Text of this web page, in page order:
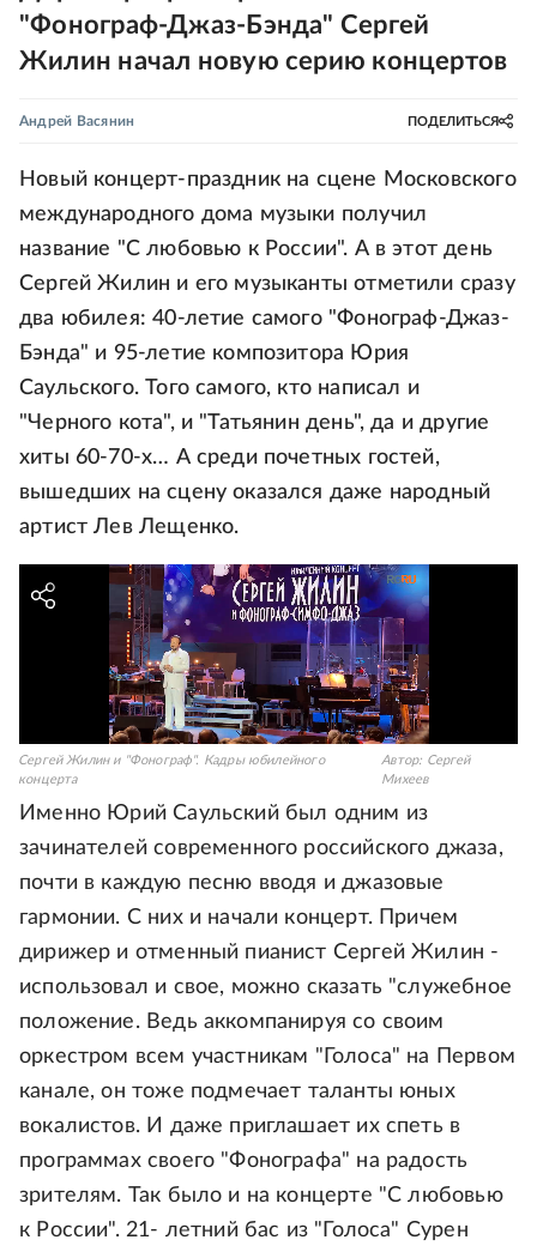
"Фонограф-Джаз-Бэнда" Сергей
Жилин начал новую серию концертов
Андрей Васянин ПОДЕЛИТЬСЯ
Новый концерт-праздник на сцене Московского
международного дома музыки получил
название "С любовью к России". А в этот день
Сергей Жилин и его музыканты отметили сразу
два юбилея: 40-летие самого "Фонограф-Джаз-
Бэнда" и 95-летие композитора Юрия
Саульского. Того самого, кто написал и
"Черного кота", и "Татьянин день", да и другие
хиты 60-70-х… А среди почетных гостей,
вышедших на сцену оказался даже народный
артист Лев Лещенко.
Сергей Жилин и "Фонограф". Кадры юбилейного
концерта
Автор: Сергей
Михеев
Именно Юрий Саульский был одним из
зачинателей современного российского джаза,
почти в каждую песню вводя и джазовые
гармонии. С них и начали концерт. Причем
дирижер и отменный пианист Сергей Жилин -
использовал и свое, можно сказать "служебное
положение. Ведь аккомпанируя со своим
оркестром всем участникам "Голоса" на Первом
канале, он тоже подмечает таланты юных
вокалистов. И даже приглашает их спеть в
программах своего "Фонографа" на радость
зрителям. Так было и на концерте "С любовью
к России". 21- летний бас из "Голоса" Сурен